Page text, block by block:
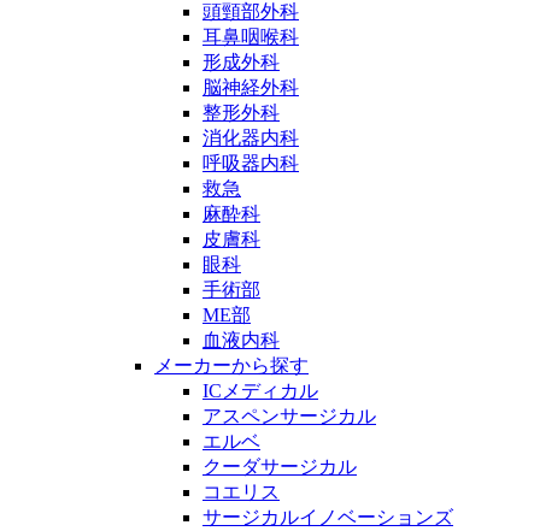
頭頸部外科
耳鼻咽喉科
形成外科
脳神経外科
整形外科
消化器内科
呼吸器内科
救急
麻酔科
皮膚科
眼科
手術部
ME部
血液内科
メーカーから探す
ICメディカル
アスペンサージカル
エルベ
クーダサージカル
コエリス
サージカルイノベーションズ